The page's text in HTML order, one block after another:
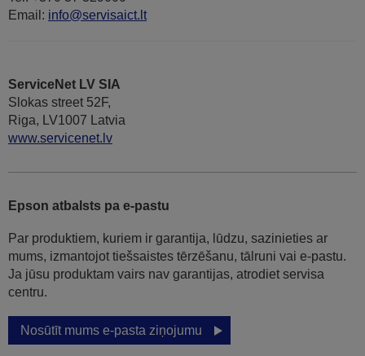
Email: info@servisaict.lt
ServiceNet LV SIA
Slokas street 52F,
Riga, LV1007 Latvia
www.servicenet.lv
Epson atbalsts pa e-pastu
Par produktiem, kuriem ir garantija, lūdzu, sazinieties ar
mums, izmantojot tiešsaistes tērzēšanu, tālruni vai e-pastu.
Ja jūsu produktam vairs nav garantijas, atrodiet servisa
centru.
Nosūtīt mums e-pasta ziņojumu